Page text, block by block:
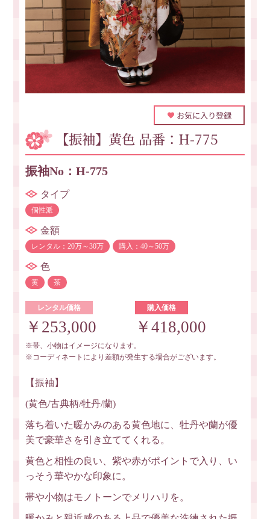
【振袖】黄色 品番：H-775
振袖No：H-775
タイプ
個性派
金額
レンタル：20万～30万 購入：40～50万
色
黄 茶
レンタル価格
￥253,000
購入価格
￥418,000
※帯、小物はイメージになります。
※コーディネートにより差額が発生する場合がございます。
【振袖】
(黄色/古典柄/牡丹/蘭)
落ち着いた暖かみのある黄色地に、牡丹や蘭が優
美で豪華さを引き立ててくれる。
黄色と相性の良い、紫や赤がポイントで入り、い
っそう華やかな印象に。
帯や小物はモノトーンでメリハリを。
お気に入り登録